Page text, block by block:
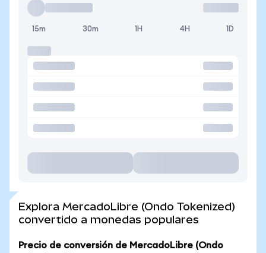
15m 30m 1H 4H 1D
Explora MercadoLibre (Ondo Tokenized)
convertido a monedas populares
Precio de conversión de MercadoLibre (Ondo